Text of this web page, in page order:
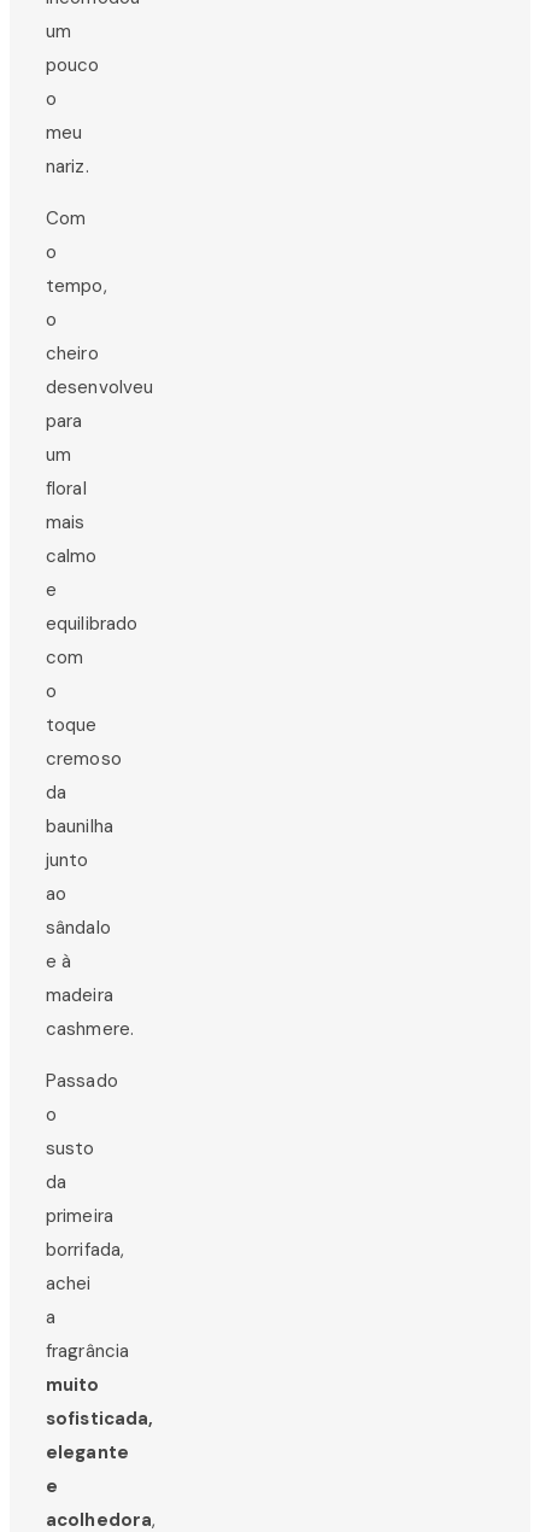
um
pouco
o
meu
nariz.
Com
o
tempo,
o
cheiro
desenvolveu
para
um
floral
mais
calmo
e
equilibrado
com
o
toque
cremoso
da
baunilha
junto
ao
sândalo
e à
madeira
cashmere.
Passado
o
susto
da
primeira
borrifada,
achei
a
fragrância
muito
sofisticada,
elegante
e
acolhedora,